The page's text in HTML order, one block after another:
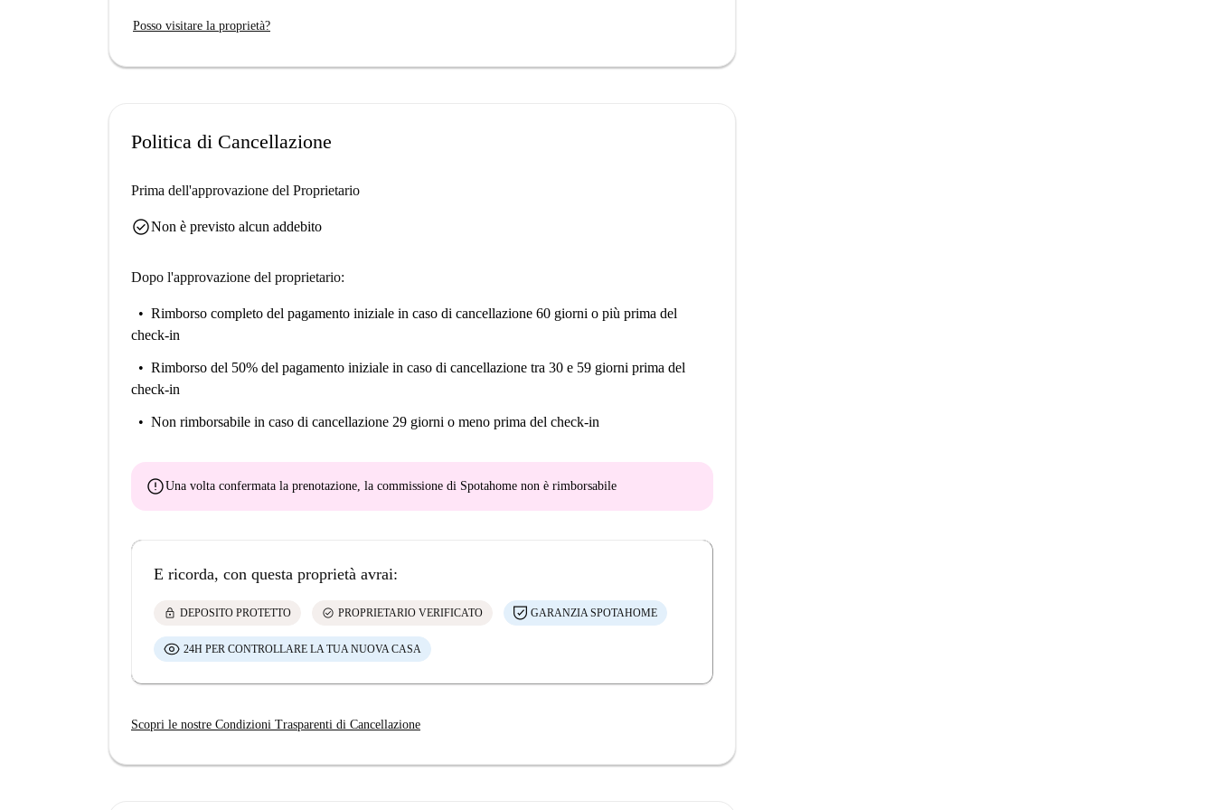
Posso visitare la proprietà?
Politica di Cancellazione
Prima dell'approvazione del Proprietario
check_circleNon è previsto alcun addebito
Dopo l'approvazione del proprietario:
Rimborso completo del pagamento iniziale in caso di cancellazione 60 giorni o più prima del
check-in
Rimborso del 50% del pagamento iniziale in caso di cancellazione tra 30 e 59 giorni prima del
check-in
Non rimborsabile in caso di cancellazione 29 giorni o meno prima del check-in
errorUna volta confermata la prenotazione, la commissione di Spotahome non è rimborsabile
E ricorda, con questa proprietà avrai:
lock DEPOSITO PROTETTO check_circle PROPRIETARIO VERIFICATO GARANZIA SPOTAHOME
24H PER CONTROLLARE LA TUA NUOVA CASA
Scopri le nostre Condizioni Trasparenti di Cancellazione